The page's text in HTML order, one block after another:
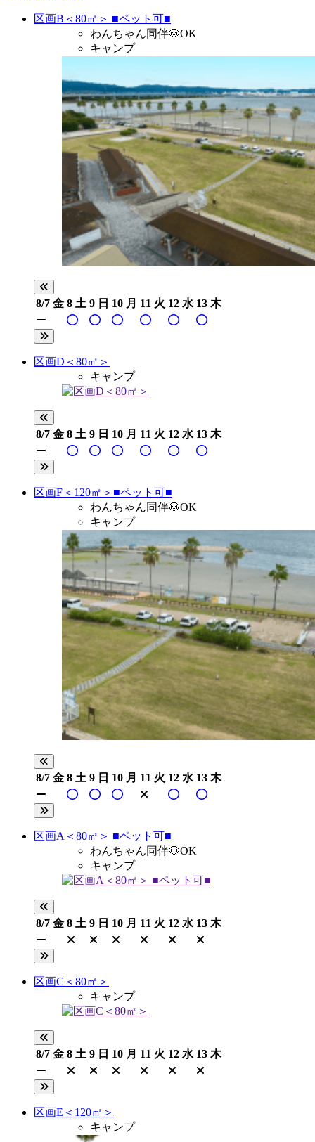
区画B＜80㎡＞ ■ペット可■
わんちゃん同伴🐶OK
キャンプ
8/7 金 8 土 9 日 10 月 11 火 12 水 13 木
区画D＜80㎡＞
キャンプ
8/7 金 8 土 9 日 10 月 11 火 12 水 13 木
区画F＜120㎡＞■ペット可■
わんちゃん同伴🐶OK
キャンプ
8/7 金 8 土 9 日 10 月 11 火 12 水 13 木
区画A＜80㎡＞ ■ペット可■
わんちゃん同伴🐶OK
キャンプ
8/7 金 8 土 9 日 10 月 11 火 12 水 13 木
区画C＜80㎡＞
キャンプ
8/7 金 8 土 9 日 10 月 11 火 12 水 13 木
区画E＜120㎡＞
キャンプ